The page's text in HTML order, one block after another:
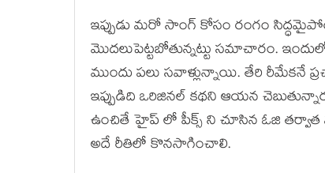
ఇప్పుడు మరో సాంగ్ కోసం రంగం
మొదలుపెట్టబోతున్నట్టు సమాచారం.
ముందు పలు సవాళ్లున్నాయి. తేరి రీమేకనే
ఇప్పుడిది ఒరిజినల్ కథని ఆయన
ఉంచితే హైప్ లో పీక్స్ ని చూసిన ఓజి తర్వాత
అదే రీతిలో కొనసాగించాలి.